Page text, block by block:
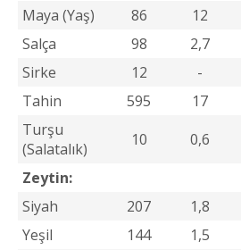
Maya (Yaş)
86 12
Salça
98 2,7
Sirke
12 -
Tahin
595 17
Turşu
(Salatalık)
10 0,6
Zeytin:
Siyah
207 1,8
Yeşil
144 1,5